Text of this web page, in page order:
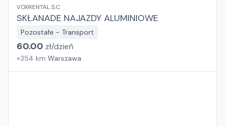
VOXRENTAL S.C
SKŁANADE NAJAZDY ALUMINIOWE
Pozostałe - Transport
60.00 zł/dzień
+354 km Warszawa